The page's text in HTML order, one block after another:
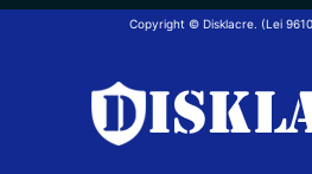
Copyright © Disklacre. (Lei